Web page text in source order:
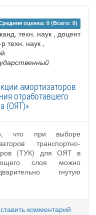
оценка: 0 (Всего: 0)
техн. наук , доцент
техн. наук ,
амортизаторов
отработавшего
(ОЯТ)»
что при выборе
транспортно-
(ТУК) для ОЯТ в
слоя можно
гнутую
комментарий